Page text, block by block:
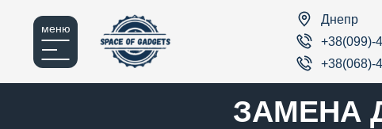
меню
Днепр
+38(099)-
+38(068)-
ЗАМЕНА